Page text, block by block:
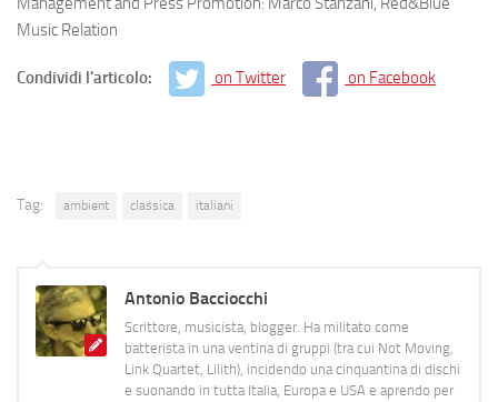
Music Relation
Condividi l'articolo: on Twitter on Facebook
Tag: ambient classica italiani
Antonio Bacciocchi
Scrittore, musicista, blogger. Ha militato come
batterista in una ventina di gruppi (tra cui Not Moving,
Link Quartet, Lilith), incidendo una cinquantina di dischi
e suonando in tutta Italia, Europa e USA e aprendo per